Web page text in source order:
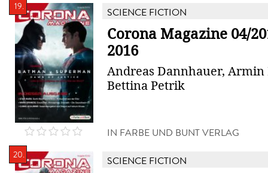
19. SCIENCE FICTION
Corona Magazine 04/
2016
Andreas Dannhauer, Armin
Bettina Petrik
IN FARBE UND BUNT VERLAG
20. SCIENCE FICTION